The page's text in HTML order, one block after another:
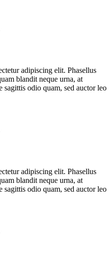
adipiscing elit. Phasellus
blandit neque urna, at
odio quam, sed auctor leo
adipiscing elit. Phasellus
blandit neque urna, at
odio quam, sed auctor leo